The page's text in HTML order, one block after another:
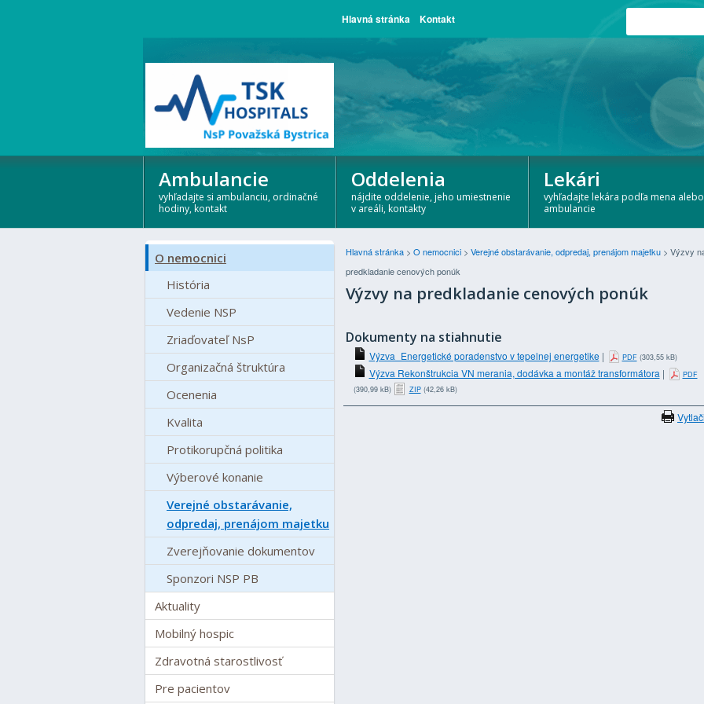
Hlavná stránka Kontakt
Ambulancie
vyhľadajte si ambulanciu, ordinačné
hodiny, kontakt
Oddelenia
nájdite oddelenie, jeho umiestnenie
v areáli, kontakty
Lekári
vyhľadajte lekára podľa mena alebo
ambulancie
O nemocnici
História
Vedenie NSP
Zriaďovateľ NsP
Organizačná štruktúra
Ocenenia
Kvalita
Protikorupčná politika
Výberové konanie
Verejné obstarávanie,
odpredaj, prenájom majetku
Zverejňovanie dokumentov
Sponzori NSP PB
Aktuality
Mobilný hospic
Zdravotná starostlivosť
Pre pacientov
Hlavná stránka > O nemocnici > Verejné obstarávanie, odpredaj, prenájom majetku > Výzvy
predkladanie cenových ponúk
Výzvy na predkladanie cenových ponúk
Dokumenty na stiahnutie
Výzva_Energetické poradenstvo v tepelnej energetike | PDF (303,55 kB)
Výzva Rekonštrukcia VN merania, dodávka a montáž transformátora |
PDF
(390,99 kB)
ZIP (42,26 kB)